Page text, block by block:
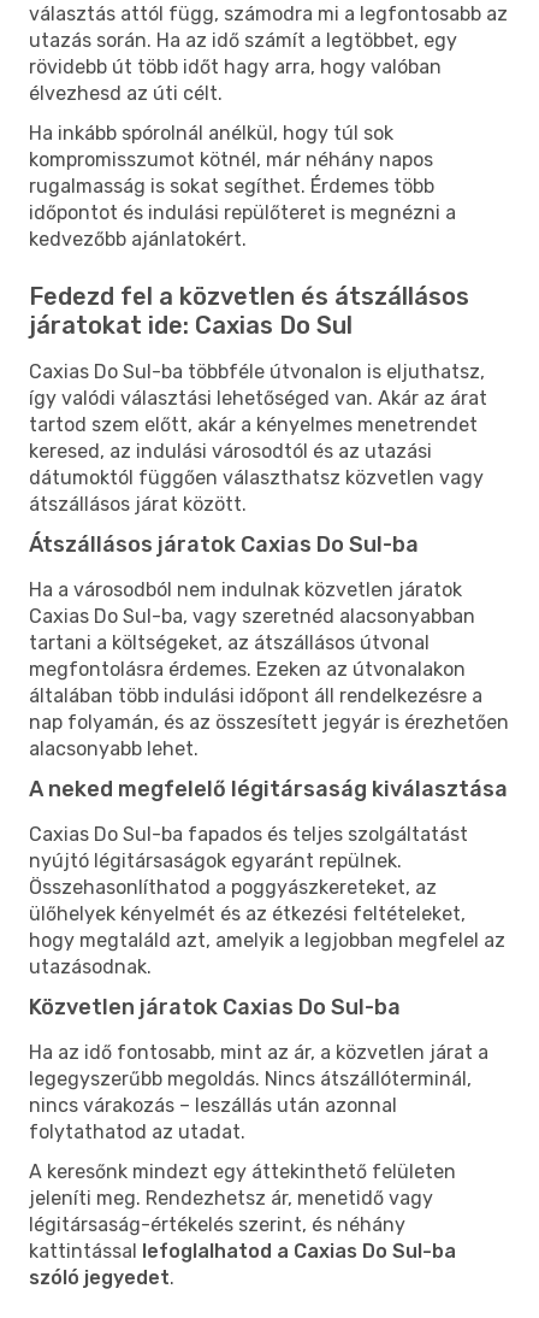
választás attól függ, számodra mi a legfontosabb az
utazás során. Ha az idő számít a legtöbbet, egy
rövidebb út több időt hagy arra, hogy valóban
élvezhesd az úti célt.
Ha inkább spórolnál anélkül, hogy túl sok
kompromisszumot kötnél, már néhány napos
rugalmasság is sokat segíthet. Érdemes több
időpontot és indulási repülőteret is megnézni a
kedvezőbb ajánlatokért.
Fedezd fel a közvetlen és átszállásos
járatokat ide: Caxias Do Sul
Caxias Do Sul-ba többféle útvonalon is eljuthatsz,
így valódi választási lehetőséged van. Akár az árat
tartod szem előtt, akár a kényelmes menetrendet
keresed, az indulási városodtól és az utazási
dátumoktól függően választhatsz közvetlen vagy
átszállásos járat között.
Átszállásos járatok Caxias Do Sul-ba
Ha a városodból nem indulnak közvetlen járatok
Caxias Do Sul-ba, vagy szeretnéd alacsonyabban
tartani a költségeket, az átszállásos útvonal
megfontolásra érdemes. Ezeken az útvonalakon
általában több indulási időpont áll rendelkezésre a
nap folyamán, és az összesített jegyár is érezhetően
alacsonyabb lehet.
A neked megfelelő légitársaság kiválasztása
Caxias Do Sul-ba fapados és teljes szolgáltatást
nyújtó légitársaságok egyaránt repülnek.
Összehasonlíthatod a poggyászkereteket, az
ülőhelyek kényelmét és az étkezési feltételeket,
hogy megtaláld azt, amelyik a legjobban megfelel az
utazásodnak.
Közvetlen járatok Caxias Do Sul-ba
Ha az idő fontosabb, mint az ár, a közvetlen járat a
legegyszerűbb megoldás. Nincs átszállóterminál,
nincs várakozás – leszállás után azonnal
folytathatod az utadat.
A keresőnk mindezt egy áttekinthető felületen
jeleníti meg. Rendezhetsz ár, menetidő vagy
légitársaság-értékelés szerint, és néhány
kattintással lefoglalhatod a Caxias Do Sul-ba
szóló jegyedet.